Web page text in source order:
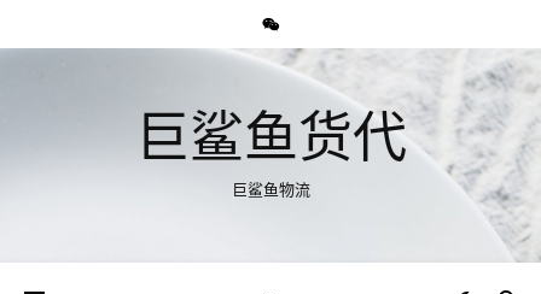
巨鲨鱼货代
巨鲨鱼物流